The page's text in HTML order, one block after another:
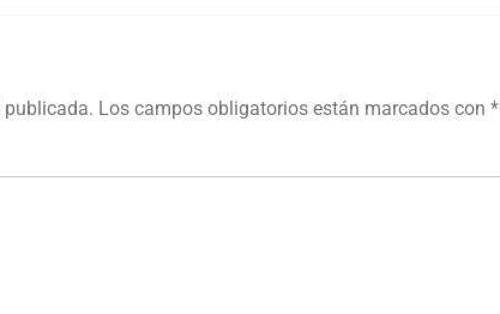
publicada. Los campos obligatorios están marcados con *